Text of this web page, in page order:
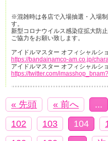
※混雑時は各店で入場抽選・入場
す。
新型コロナウイルス感染症拡大防
ご協力をお願い致します。
アイドルマスター オフィシャルシ
https://bandainamco-am.co.jp/
アイドルマスター オフィシャルシ
https://twitter.com/
« 先頭 « 前へ ...
102
103 104